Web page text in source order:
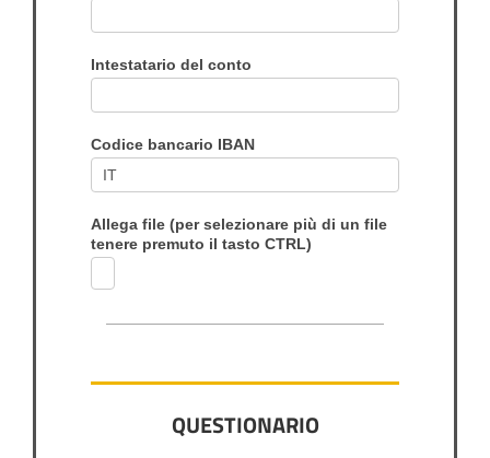
Intestatario del conto
Codice bancario IBAN
Allega file (per selezionare più di un file
tenere premuto il tasto CTRL)
QUESTIONARIO